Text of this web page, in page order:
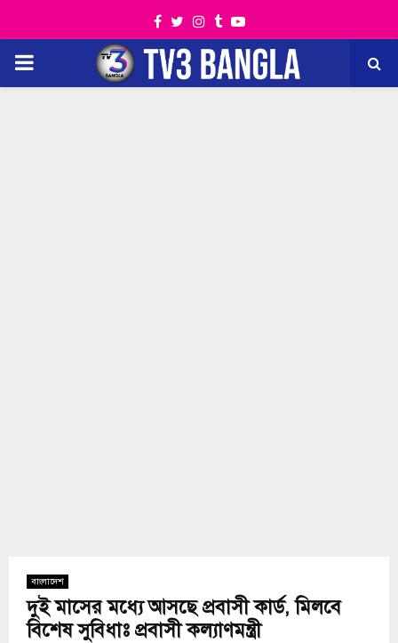
Facebook
TwitterInstagram
TumblrYoutube
PRIMARY
বাংলাদেশ
দুই মাসের মধ্যে আসছে প্রবাসী কার্ড, মিলবে
বিশেষ সুবিধাঃ প্রবাসী কল্যাণমন্ত্রী